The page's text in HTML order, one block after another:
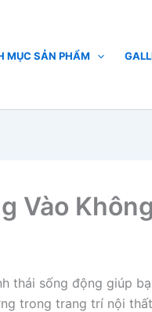
MỤC SẢN PHẨM
Vào
sống động giúp
trong trang trí nội